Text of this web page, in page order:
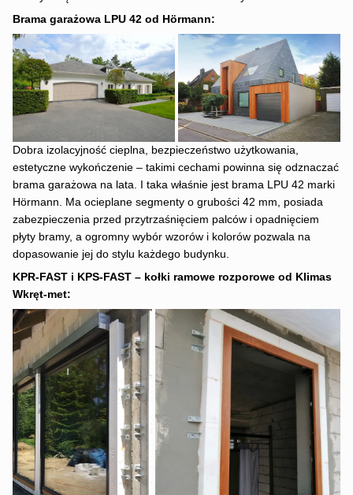
Brama garażowa LPU 42 od Hörmann:
Dobra izolacyjność cieplna, bezpieczeństwo użytkowania,
estetyczne wykończenie – takimi cechami powinna się odznaczać
brama garażowa na lata. I taka właśnie jest brama LPU 42 marki
Hörmann. Ma ocieplane segmenty o grubości 42 mm, posiada
zabezpieczenia przed przytrzaśnięciem palców i opadnięciem
płyty bramy, a ogromny wybór wzorów i kolorów pozwala na
dopasowanie jej do stylu każdego budynku.
KPR-FAST i KPS-FAST – kołki ramowe rozporowe od Klimas
Wkręt-met: